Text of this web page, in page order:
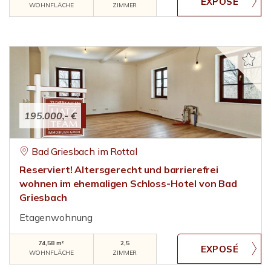
WOHNFLÄCHE
ZIMMER
195.000,- €
Bad Griesbach im Rottal
Reserviert! Altersgerecht und barrierefrei
wohnen im ehemaligen Schloss-Hotel von Bad
Griesbach
Etagenwohnung
74,58 m²
WOHNFLÄCHE
2,5
ZIMMER